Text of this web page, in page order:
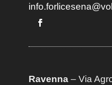
Ravenna– Via